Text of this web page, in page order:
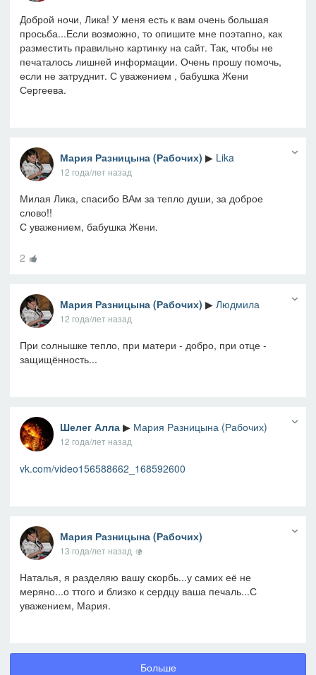
Доброй ночи, Лика! У меня есть к вам очень большая
просьба...Если возможно, то опишите мне поэтапно, как
разместить правильно картинку на сайт. Так, чтобы не
печаталось лишней информации. Очень прошу помочь,
если не затруднит. С уважением , бабушка Жени
Сергеева.
Мария Разницына (Рабочих) ▶ Lika
12 года/лет назад
Милая Лика, спасибо ВАм за тепло души, за доброе
слово!!
С уважением, бабушка Жени.
2
Мария Разницына (Рабочих) ▶ Людмила
12 года/лет назад
При солнышке тепло, при матери - добро, при отце -
защищённость...
Шелег Алла ▶ Мария Разницына (Рабочих)
12 года/лет назад
vk.com/video156588662_168592600
Мария Разницына (Рабочих)
13 года/лет назад
Наталья, я разделяю вашу скорбь...у самих её не
меряно...о ттого и близко к сердцу ваша печаль...С
уважением, Мария.
Больше